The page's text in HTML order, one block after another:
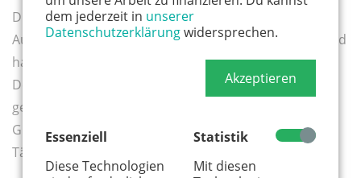
dem jederzeit in unserer
Datenschutzerklärungwidersprechen.
Akzeptieren
Essenziell
Diese Technologien
Statistik
Mit diesen
Differenzierung, je nach Interessen. Die
Auszubildenden absolvieren einen Erste-Hilfe-Kurs und
haben Unterricht in wichtigen Schulfächern wie
Deutsch und Mathematik. Zu Mohameds Aufgaben
gehört es, die pädagogischen Fachkräfte in seiner
Gruppe zu unterstützen und hauswirtschaftliche
Tätigkeiten zu übernehmen.